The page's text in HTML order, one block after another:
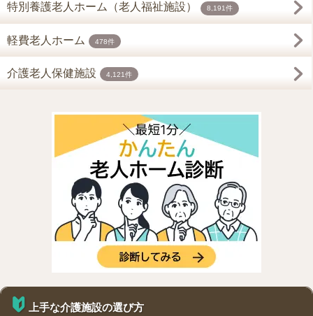
特別養護老人ホーム（老人福祉施設） 8,191件
軽費老人ホーム 478件
介護老人保健施設 4,121件
上手な介護施設の選び方